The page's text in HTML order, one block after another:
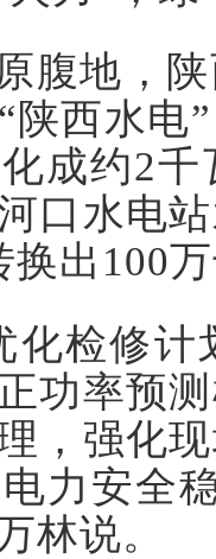
腹地，
陕西水电
成约2
口水电
换出100
化检修
功率预
，强化
力安全
林说。